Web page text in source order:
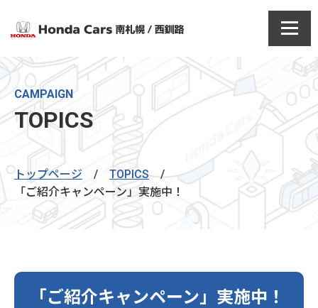
CAMPAIGN
TOPICS
トップページ / TOPICS
/
「ご紹介キャンペーン」実施中！
「ご紹介キャンペーン」実施中！